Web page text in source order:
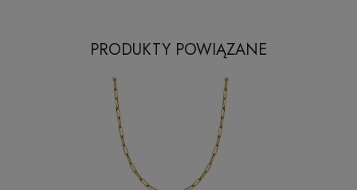
PRODUKTY POWIĄZANE